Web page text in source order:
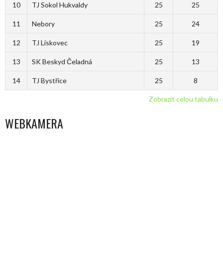
10 TJ Sokol Hukvaldy 25 25
11 Nebory 25 24
12 TJ Lískovec 25 19
13 SK Beskyd Čeladná 25 13
14 TJ Bystřice 25 8
Zobrazit celou tabulku
WEBKAMERA